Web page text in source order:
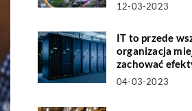
12-03-2023
IT to przede
organizacja
zachować
04-03-2023